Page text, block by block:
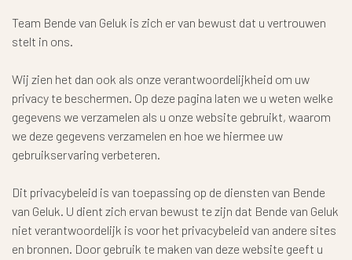
Team Bende van Geluk is zich er van bewust dat u vertrouwen
stelt in ons.
Wij zien het dan ook als onze verantwoordelijkheid om uw
privacy te beschermen. Op deze pagina laten we u weten welke
gegevens we verzamelen als u onze website gebruikt, waarom
we deze gegevens verzamelen en hoe we hiermee uw
gebruikservaring verbeteren.
Dit privacybeleid is van toepassing op de diensten van Bende
van Geluk. U dient zich ervan bewust te zijn dat Bende van Geluk
niet verantwoordelijk is voor het privacybeleid van andere sites
en bronnen. Door gebruik te maken van deze website geeft u